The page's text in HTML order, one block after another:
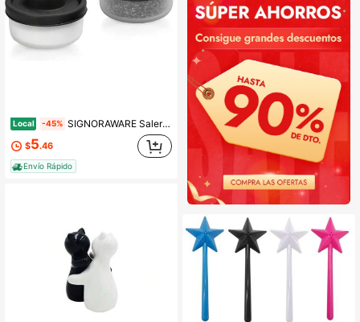
Local -45% SIGNORAWARE Salero y Pimentero a Prueba de Humedad Juego de 2 Pequeños Mini Salero para Llevar Camping Picnic Aire Libre Cocina Cajas de Almuerzo Viaje Juego de Especias
$5.46
Envío Rápido